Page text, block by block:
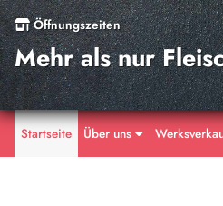
Öffnungszeiten
Mehr als nur
Startseite Über uns